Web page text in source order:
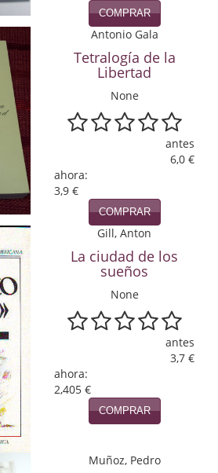
COMPRAR
Antonio Gala
Tetralogía de la
Libertad
None
antes
6,0 €
ahora:
3,9 €
COMPRAR
Gill, Anton
La ciudad de los
sueños
None
antes
3,7 €
ahora:
2,405 €
COMPRAR
Muñoz, Pedro